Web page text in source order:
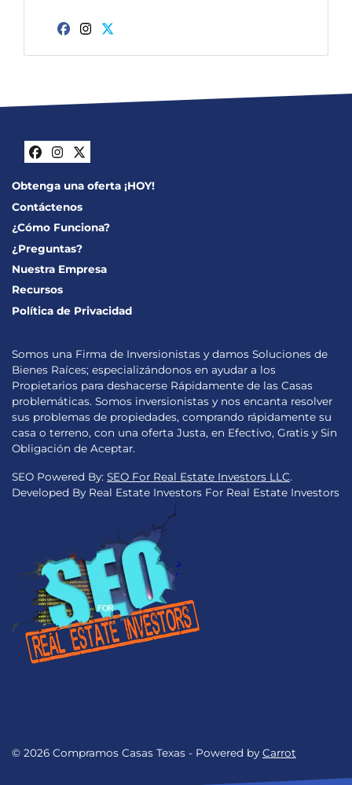
Facebook
Instagram
Twitter
Facebook
Instagram
Twitter
Obtenga una oferta ¡HOY!
Contáctenos
¿Cómo Funciona?
¿Preguntas?
Nuestra Empresa
Recursos
Política de Privacidad
Somos una Firma de Inversionistas y damos Soluciones de
Bienes Raíces; especializándonos en ayudar a los
Propietarios para deshacerse Rápidamente de las Casas
problemáticas. Somos inversionistas y nos encanta resolver
sus problemas de propiedades, comprando rápidamente su
casa o terreno, con una oferta Justa, en Efectivo, Gratis y Sin
Obligación de Aceptar.
SEO Powered By: SEO For Real Estate Investors LLC.
Developed By Real Estate Investors For Real Estate Investors
© 2026 Compramos Casas Texas - Powered by Carrot